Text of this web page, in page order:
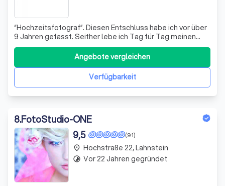
“Hochzeitsfotograf”. Diesen Entschluss habe ich vor über
9 Jahren gefasst. Seither lebe ich Tag für Tag meinen
Traum. Ein harter, steiniger Weg, der mich reifen ließ. Für
den ich viel geopfert habe. Für den ich das normale Leben
eines Jugendlichen zurückgelassen habe – und trotzdem
bereue ich ihn
Verfügbarkeit
Angebote vergleichen
8.FotoStudio-ONE
(91)
9,5
place Hochstraße 22, Lahnstein
timelapse Vor 22 Jahren gegründet